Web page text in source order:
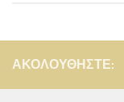
ΑΚΟΛΟΥΘΉΣΤΕ: